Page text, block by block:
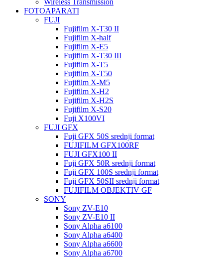
Wireless Transmission
FOTOAPARATI
FUJI
Fujifilm X-T30 II
Fujifilm X-half
Fujifilm X-E5
Fujifilm X-T30 III
Fujifilm X-T5
Fujifilm X-T50
Fujifilm X-M5
Fujifilm X-H2
Fujifilm X-H2S
Fujifilm X-S20
Fuji X100VI
FUJI GFX
Fuji GFX 50S srednji format
FUJIFILM GFX100RF
FUJI GFX100 II
Fuji GFX 50R srednji format
Fuji GFX 100S srednji format
Fuji GFX 50SII srednji format
FUJIFILM OBJEKTIV GF
SONY
Sony ZV-E10
Sony ZV-E10 II
Sony Alpha a6100
Sony Alpha a6400
Sony Alpha a6600
Sony Alpha a6700